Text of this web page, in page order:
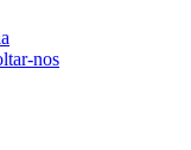
nos